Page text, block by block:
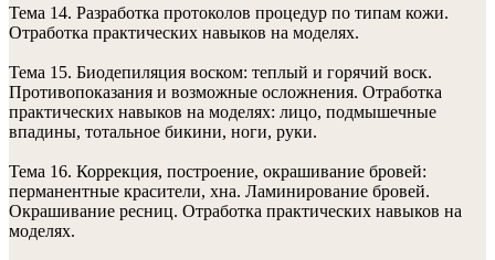
Тема 14. Разработка протоколов процедур по типам кожи.
Отработка практических навыков на моделях.
Тема 15. Биодепиляция воском: теплый и горячий воск.
Противопоказания и возможные осложнения. Отработка
практических навыков на моделях: лицо, подмышечные
впадины, тотальное бикини, ноги, руки.
Тема 16. Коррекция, построение, окрашивание бровей:
перманентные красители, хна. Ламинирование бровей.
Окрашивание ресниц. Отработка практических навыков на
моделях.